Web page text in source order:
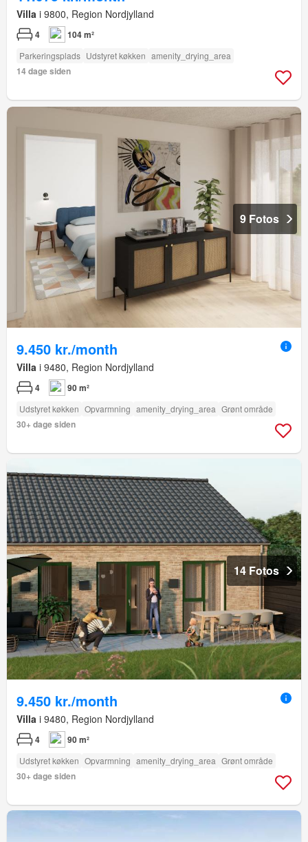
Villa i 9800, Region Nordjylland
4 104 m²
Parkeringsplads Udstyret køkken amenity_drying_area
14 dage siden
9 Fotos
9.450 kr./month
Villa i 9480, Region Nordjylland
4 90 m²
Udstyret køkken Opvarmning amenity_drying_area Grønt område
30+ dage siden
14 Fotos
9.450 kr./month
Villa i 9480, Region Nordjylland
4 90 m²
Udstyret køkken Opvarmning amenity_drying_area Grønt område
30+ dage siden